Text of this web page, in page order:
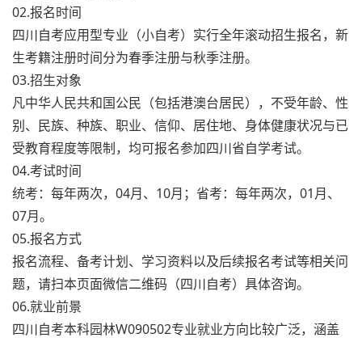
02.报名时间
四川自考应用型专业（小自考）实行全年滚动招生报名，新
生考籍注册时间分为春季注册与秋季注册。
03.招生对象
凡中华人民共和国公民（包括港澳台居民），不受年龄、性
别、民族、种族、职业、信仰、居住地、身体健康状况与已
受教育程度等限制，均可报名参加四川省自学考试。
04.考试时间
统考：每年两次，04月、10月；省考：每年两次，01月、
07月。
05.报名方式
报名流程、备考计划、学习资料以及后续报名考试等相关问
题，请扫本页面微信二维码（四川自考）具体咨询。
06.就业前景
四川自考本科园林W090502专业就业方向比较广泛，涵盖